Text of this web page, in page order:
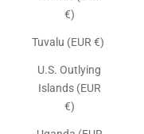
€)
Tuvalu (EUR €)
U.S. Outlying
Islands (EUR
€)